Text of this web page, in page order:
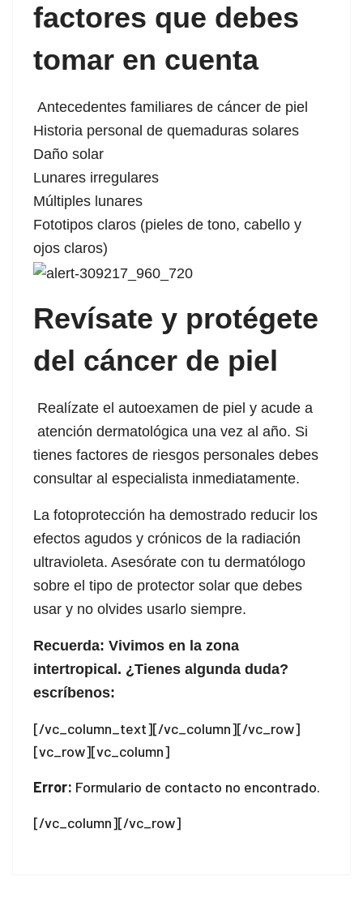
factores que debes
tomar en cuenta
Antecedentes familiares de cáncer de piel
Historia personal de quemaduras solares
Daño solar
Lunares irregulares
Múltiples lunares
Fototipos claros (pieles de tono, cabello y
ojos claros)
Revísate y protégete
del cáncer de piel
Realízate el autoexamen de piel y acude a
atención dermatológica una vez al año. Si
tienes factores de riesgos personales debes
consultar al especialista inmediatamente.
La fotoprotección ha demostrado reducir los
efectos agudos y crónicos de la radiación
ultravioleta. Asesórate con tu dermatólogo
sobre el tipo de protector solar que debes
usar y no olvides usarlo siempre.
Recuerda: Vivimos en la zona
intertropical. ¿Tienes algunda duda?
escríbenos:
[/vc_column_text][/vc_column][/vc_row]
[vc_row][vc_column]
Error: Formulario de contacto no encontrado.
[/vc_column][/vc_row]